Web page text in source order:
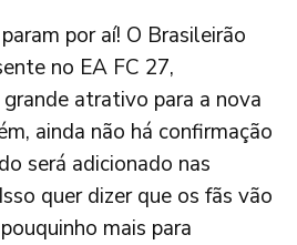
por aí! O Brasileirão
no EA FC 27,
atrativo para a nova
ainda não há confirmação
será adicionado nas
quer dizer que os fãs vão
mais para